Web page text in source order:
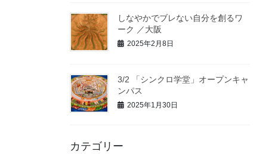
しなやかでブレない自分を創るワ
ーク ／大阪
2025年2月8日
3/2 「シンクロ学堂」オープンキャ
ンパス
2025年1月30日
カテゴリー